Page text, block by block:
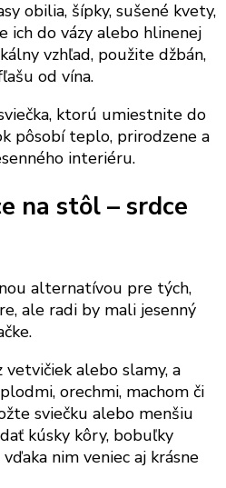
obilia, šípky, sušené kvety,
ich do vázy alebo hlinenej
vzhľad, použite džbán,
od vína.
ktorú umiestnite do
pôsobí teplo, prirodzene a
interiéru.
na stôl – srdce
alternatívou pre tých,
ale radi by mali jesenný
alebo slamy, a
orechmi, machom či
sviečku alebo menšiu
kúsky kôry, bobuľky
nim veniec aj krásne